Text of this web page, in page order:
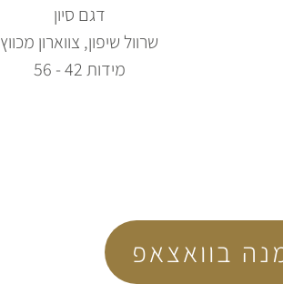
דגם סיון
שרוול שיפון, צווארון מכווץ
מידות 42 - 56
בוואצאפ